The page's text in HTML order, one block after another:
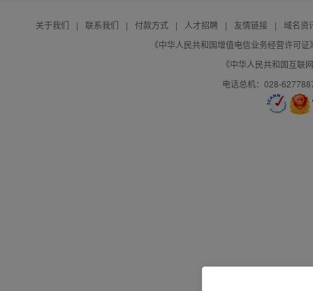
关于我们 | 联系我们 | 付款方式 | 人才招聘 | 友情链接 |
域名资
《中华人民共和国增值电信业务经营许可
《中华人民共和国互联
电话总机：028-